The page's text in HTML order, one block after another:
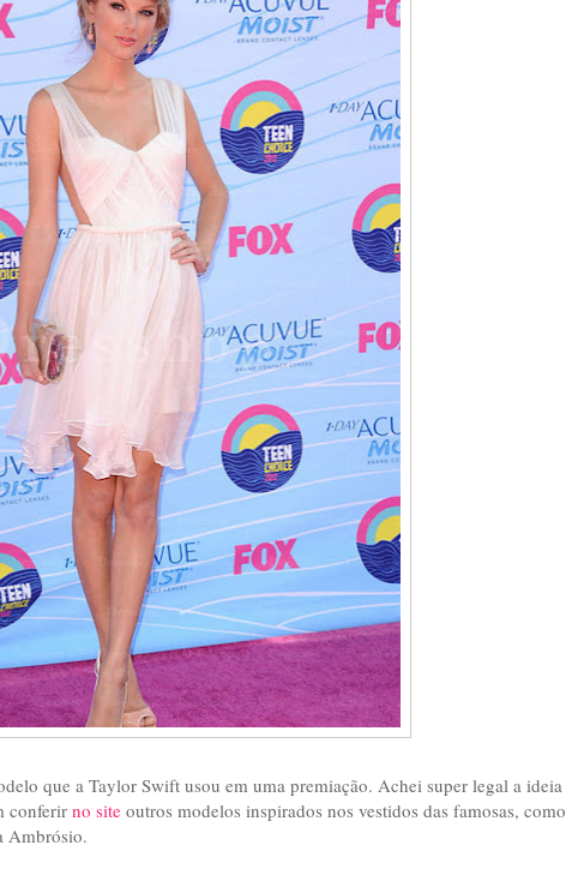
que a Taylor Swift usou em uma premiação. Achei super legal a ideia
conferir no site outros modelos inspirados nos vestidos das famosas, como
Ambrósio.